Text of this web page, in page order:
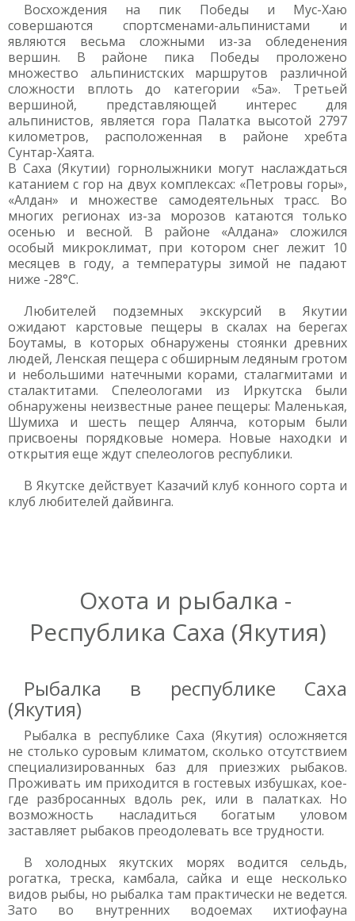
Восхождения на пик Победы и Мус-Хаю
совершаются спортсменами-альпинистами и
являются весьма сложными из-за обледенения
вершин. В районе пика Победы проложено
множество альпинистских маршрутов различной
сложности вплоть до категории «5а». Третьей
вершиной, представляющей интерес для
альпинистов, является гора Палатка высотой 2797
километров, расположенная в районе хребта
Сунтар-Хаята.
В Саха (Якутии) горнолыжники могут наслаждаться
катанием с гор на двух комплексах: «Петровы горы»,
«Алдан» и множестве самодеятельных трасс. Во
многих регионах из-за морозов катаются только
осенью и весной. В районе «Алдана» сложился
особый микроклимат, при котором снег лежит 10
месяцев в году, а температуры зимой не падают
ниже -28°C.
Любителей подземных экскурсий в Якутии
ожидают карстовые пещеры в скалах на берегах
Боутамы, в которых обнаружены стоянки древних
людей, Ленская пещера с обширным ледяным гротом
и небольшими натечными корами, сталагмитами и
сталактитами. Спелеологами из Иркутска были
обнаружены неизвестные ранее пещеры: Маленькая,
Шумиха и шесть пещер Алянча, которым были
присвоены порядковые номера. Новые находки и
открытия еще ждут спелеологов республики.
В Якутске действует Казачий клуб конного сорта и
клуб любителей дайвинга.
Охота и рыбалка -
Республика Саха (Якутия)
Рыбалка в республике Саха
(Якутия)
Рыбалка в республике Саха (Якутия) осложняется
не столько суровым климатом, сколько отсутствием
специализированных баз для приезжих рыбаков.
Проживать им приходится в гостевых избушках, кое-
где разбросанных вдоль рек, или в палатках. Но
возможность насладиться богатым уловом
заставляет рыбаков преодолевать все трудности.
В холодных якутских морях водится сельдь,
рогатка, треска, камбала, сайка и еще несколько
видов рыбы, но рыбалка там практически не ведется.
Зато во внутренних водоемах ихтиофауна